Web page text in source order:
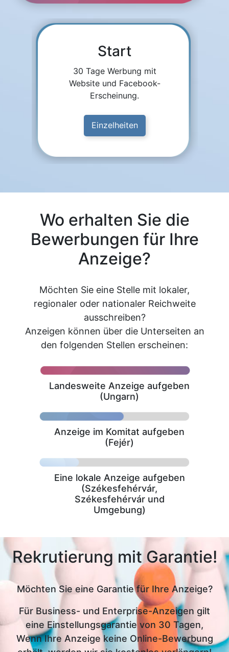
Start
30 Tage Werbung mit
Website und Facebook-
Erscheinung.
Einzelheiten
Wo erhalten Sie die
Bewerbungen für Ihre
Anzeige?
Möchten Sie eine Stelle mit lokaler,
regionaler oder nationaler Reichweite
ausschreiben?
Anzeigen können über die Unterseiten an
den folgenden Stellen erscheinen:
Landesweite Anzeige aufgeben
(Ungarn)
Anzeige im Komitat aufgeben
(Fejér)
Eine lokale Anzeige aufgeben
(Székesfehérvár,
Székesfehérvár und
Umgebung)
Rekrutierung mit Garantie!
Möchten Sie eine Garantie für Ihre Anzeige?
Für Business- und Enterprise-Anzeigen gilt
eine Einstellungsgarantie von 30 Tagen,
Wenn Ihre Anzeige keine Online-Bewerbung